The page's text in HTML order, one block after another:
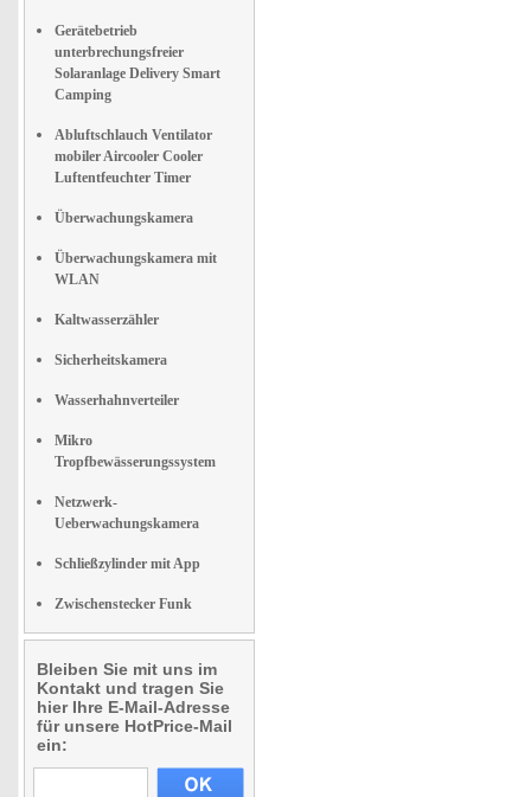
Gerätebetrieb
unterbrechungsfreier
Solaranlage Delivery Smart
Camping
Abluftschlauch Ventilator
mobiler Aircooler Cooler
Luftentfeuchter Timer
Überwachungskamera
Überwachungskamera mit
WLAN
Kaltwasserzähler
Sicherheitskamera
Wasserhahnverteiler
Mikro
Tropfbewässerungssystem
Netzwerk-
Ueberwachungskamera
Schließzylinder mit App
Zwischenstecker Funk
Bleiben Sie mit uns im
Kontakt und tragen Sie
hier Ihre E-Mail-Adresse
für unsere HotPrice-Mail
ein: